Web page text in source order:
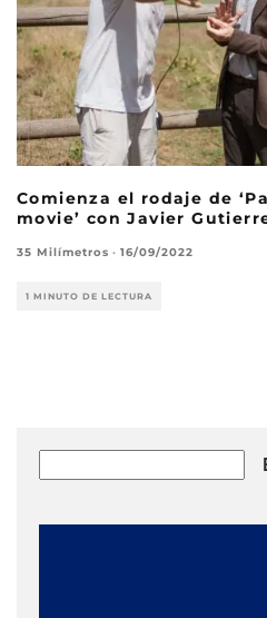
Comienza el rodaje de
movie’ con Javier
35 Milímetros · 16/09/2022
1 MINUTO DE LECTURA